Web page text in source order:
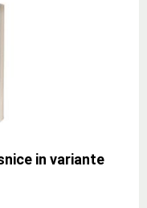
in variante